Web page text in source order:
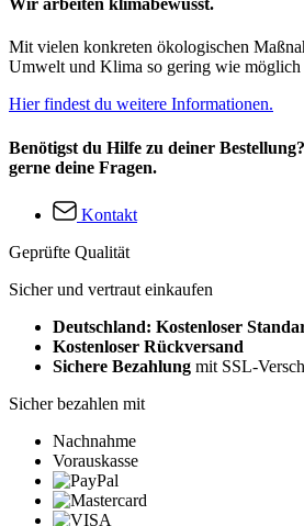
Wir arbeiten klimabewusst.
Mit vielen konkreten ökologischen
Umwelt und Klima so gering wie möglich
Hier findest du weitere Informationen.
Benötigst du Hilfe zu deiner
gerne deine Fragen.
Kontakt
Geprüfte Qualität
Sicher und vertraut einkaufen
Deutschland: Kostenloser
Kostenloser Rückversand
Sichere Bezahlung mit SSL-
Sicher bezahlen mit
Nachnahme
Vorauskasse